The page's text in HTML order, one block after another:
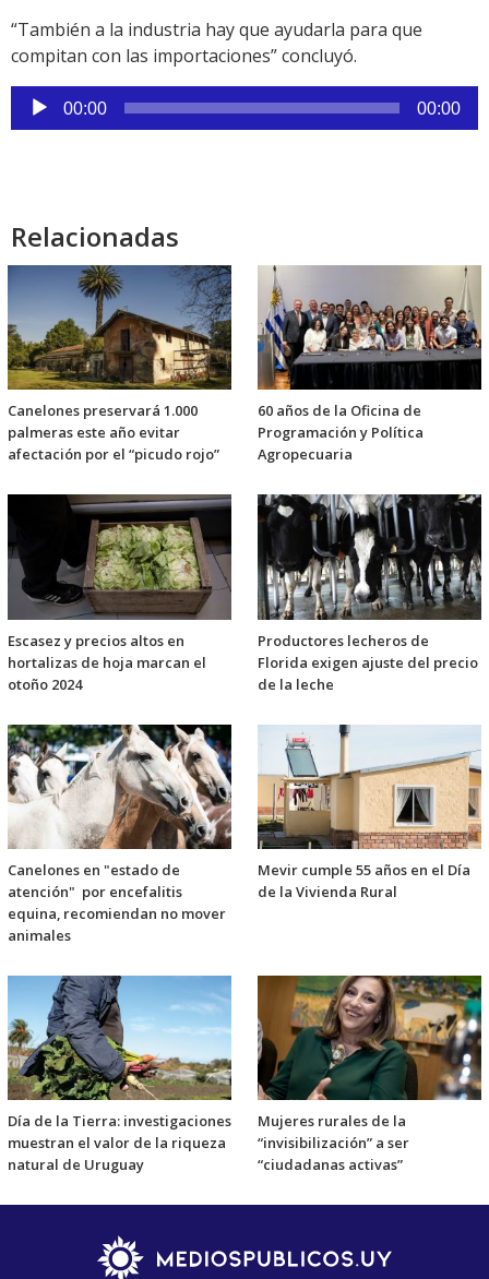
“También a la industria hay que ayudarla para que
compitan con las importaciones” concluyó.
Reproductor
de
00:00 00:00
Relacionadas
Canelones preservará 1.000
palmeras este año evitar
afectación por el “picudo rojo”
60 años de la Oficina de
Programación y Política
Agropecuaria
Escasez y precios altos en
hortalizas de hoja marcan el
otoño 2024
Productores lecheros de
Florida exigen ajuste del precio
de la leche
Canelones en "estado de
atención" por encefalitis
equina, recomiendan no mover
animales
Mevir cumple 55 años en el Día
de la Vivienda Rural
Día de la Tierra: investigaciones
muestran el valor de la riqueza
natural de Uruguay
Mujeres rurales de la
“invisibilización” a ser
“ciudadanas activas”